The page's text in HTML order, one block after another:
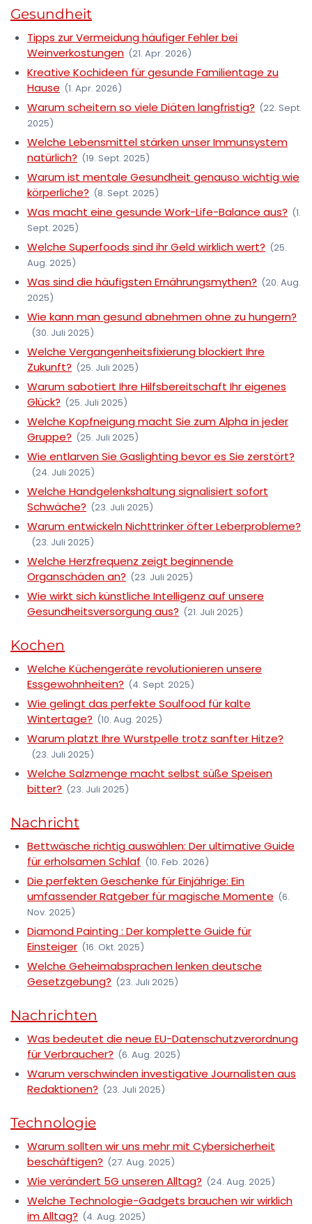
Gesundheit
Tipps zur Vermeidung häufiger Fehler bei
Weinverkostungen (21. Apr. 2026)
Kreative Kochideen für gesunde Familientage zu
Hause (1. Apr. 2026)
Warum scheitern so viele Diäten langfristig? (22. Sept.
2025)
Welche Lebensmittel stärken unser Immunsystem
natürlich? (19. Sept. 2025)
Warum ist mentale Gesundheit genauso wichtig wie
körperliche? (8. Sept. 2025)
Was macht eine gesunde Work-Life-Balance aus? (1.
Sept. 2025)
Welche Superfoods sind ihr Geld wirklich wert? (25.
Aug. 2025)
Was sind die häufigsten Ernährungsmythen? (20. Aug.
2025)
Wie kann man gesund abnehmen ohne zu hungern?
(30. Juli 2025)
Welche Vergangenheitsfixierung blockiert Ihre
Zukunft? (25. Juli 2025)
Warum sabotiert Ihre Hilfsbereitschaft Ihr eigenes
Glück? (25. Juli 2025)
Welche Kopfneigung macht Sie zum Alpha in jeder
Gruppe? (25. Juli 2025)
Wie entlarven Sie Gaslighting bevor es Sie zerstört?
(24. Juli 2025)
Welche Handgelenkshaltung signalisiert sofort
Schwäche? (23. Juli 2025)
Warum entwickeln Nichttrinker öfter Leberprobleme?
(23. Juli 2025)
Welche Herzfrequenz zeigt beginnende
Organschäden an? (23. Juli 2025)
Wie wirkt sich künstliche Intelligenz auf unsere
Gesundheitsversorgung aus? (21. Juli 2025)
Kochen
Welche Küchengeräte revolutionieren unsere
Essgewohnheiten? (4. Sept. 2025)
Wie gelingt das perfekte Soulfood für kalte
Wintertage? (10. Aug. 2025)
Warum platzt Ihre Wurstpelle trotz sanfter Hitze?
(23. Juli 2025)
Welche Salzmenge macht selbst süße Speisen
bitter? (23. Juli 2025)
Nachricht
Bettwäsche richtig auswählen: Der ultimative Guide
für erholsamen Schlaf (10. Feb. 2026)
Die perfekten Geschenke für Einjährige: Ein
umfassender Ratgeber für magische Momente (6.
Nov. 2025)
Diamond Painting : Der komplette Guide für
Einsteiger (16. Okt. 2025)
Welche Geheimabsprachen lenken deutsche
Gesetzgebung? (23. Juli 2025)
Nachrichten
Was bedeutet die neue EU-Datenschutzverordnung
für Verbraucher? (6. Aug. 2025)
Warum verschwinden investigative Journalisten aus
Redaktionen? (23. Juli 2025)
Technologie
Warum sollten wir uns mehr mit Cybersicherheit
beschäftigen? (27. Aug. 2025)
Wie verändert 5G unseren Alltag? (24. Aug. 2025)
Welche Technologie-Gadgets brauchen wir wirklich
im Alltag? (4. Aug. 2025)